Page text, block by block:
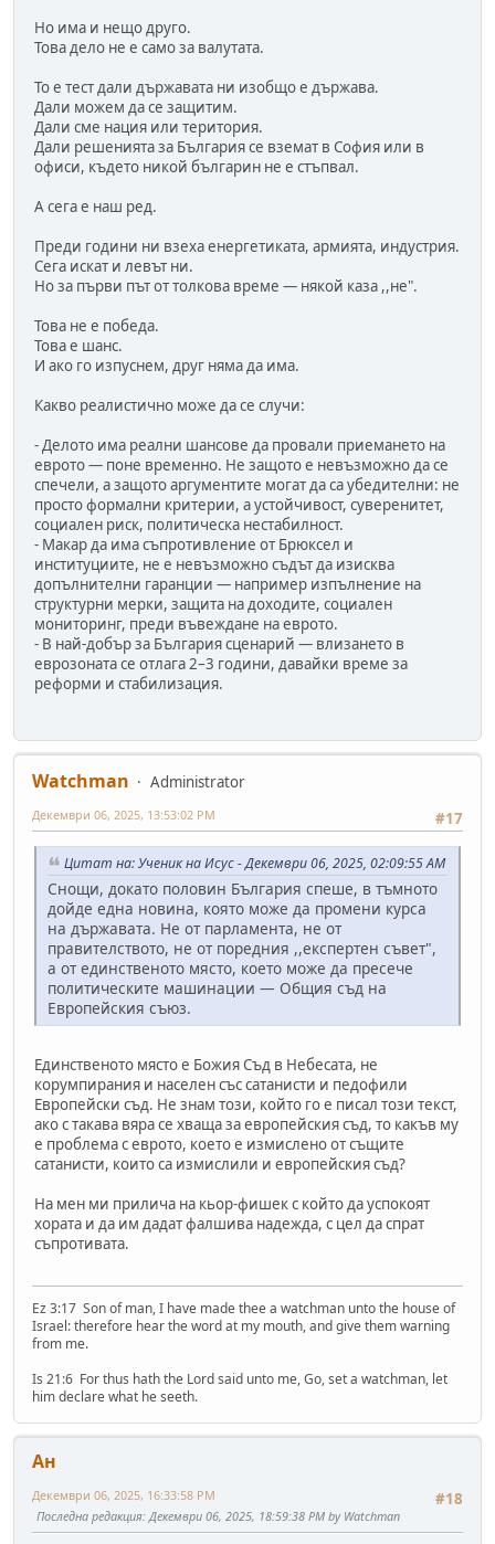
Но има и нещо друго.
Това дело не е само за валутата.
То е тест дали държавата ни изобщо е държава.
Дали можем да се защитим.
Дали сме нация или територия.
Дали решенията за България се вземат в София или в
офиси, където никой българин не е стъпвал.
А сега е наш ред.
Преди години ни взеха енергетиката, армията, индустрия.
Сега искат и левът ни.
Но за първи път от толкова време — някой каза ,,не".
Това не е победа.
Това е шанс.
И ако го изпуснем, друг няма да има.
Какво реалистично може да се случи:
- Делото има реални шансове да провали приемането на
еврото — поне временно. Не защото е невъзможно да се
спечели, а защото аргументите могат да са убедителни: не
просто формални критерии, а устойчивост, суверенитет,
социален риск, политическа нестабилност.
- Макар да има съпротивление от Брюксел и
институциите, не е невъзможно съдът да изисква
допълнителни гаранции — например изпълнение на
структурни мерки, защита на доходите, социален
мониторинг, преди въвеждане на еврото.
- В най-добър за България сценарий — влизането в
еврозоната се отлага 2–3 години, давайки време за
реформи и стабилизация.
Watchman
Administrator
#17
Декември 06, 2025, 13:53:02 PM
Цитат на: Ученик на Исус - Декември 06, 2025, 02:09:55 AM
Снощи, докато половин България спеше, в тъмното
дойде една новина, която може да промени курса
на държавата. Не от парламента, не от
правителството, не от поредния ,,експертен съвет",
а от единственото място, което може да пресече
политическите машинации — Общия съд на
Европейския съюз.
Единственото място е Божия Съд в Небесата, не
корумпирания и населен със сатанисти и педофили
Европейски съд. Не знам този, който го е писал този текст,
ако с такава вяра се хваща за европейския съд, то какъв му
е проблема с еврото, което е измислено от същите
сатанисти, които са измислили и европейския съд?
На мен ми прилича на кьор-фишек с който да успокоят
хората и да им дадат фалшива надежда, с цел да спрат
съпротивата.
Ez 3:17 Son of man, I have made thee a watchman unto the house of
Israel: therefore hear the word at my mouth, and give them warning
from me.
Is 21:6 For thus hath the Lord said unto me, Go, set a watchman, let
him declare what he seeth.
Ан
#18
Декември 06, 2025, 16:33:58 PM
Последна редакция: Декември 06, 2025, 18:59:38 PM by Watchman